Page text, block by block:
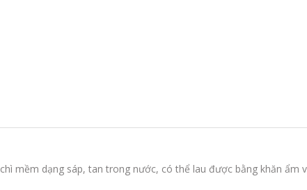
chì mềm dạng sáp, tan trong nước, có thể lau được bằng khăn ẩm